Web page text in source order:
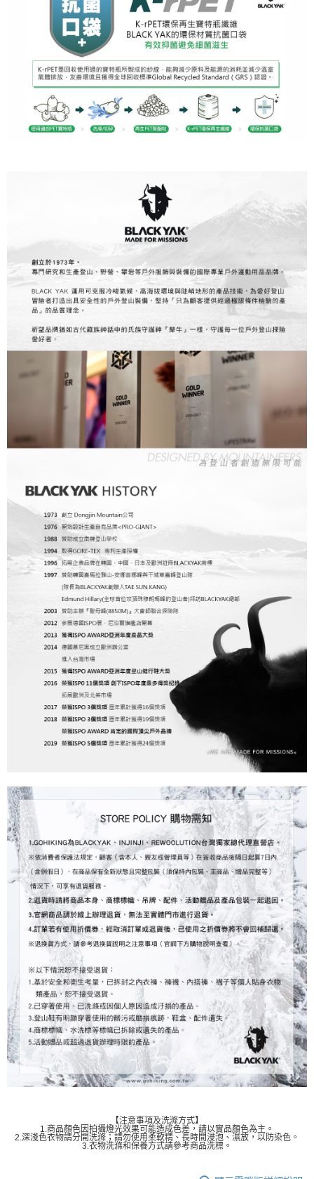
【注意事項及洗滌方式】
1.商品顏色因拍攝燈光效果可能造成色差，請以實品顏色為主。
2.深淺色衣物請分開洗滌；請勿使用柔軟精、長時間浸泡、濕放，以防染色。
3.衣物洗滌和保養方式請參考商品洗標。